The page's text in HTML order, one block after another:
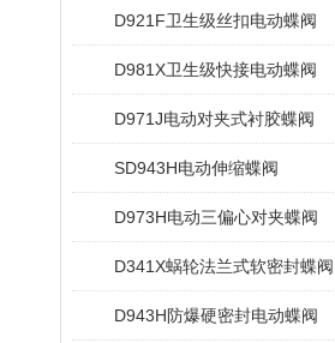
D921F卫生级丝扣电动蝶阀
D981X卫生级快接电动蝶阀
D971J电动对夹式衬胶蝶阀
SD943H电动伸缩蝶阀
D973H电动三偏心对夹蝶阀
D341X蜗轮法兰式软密封蝶阀
D943H防爆硬密封电动蝶阀